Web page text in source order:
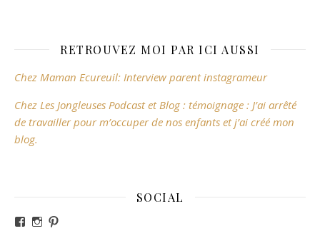
RETROUVEZ MOI PAR ICI AUSSI
Chez Maman Ecureuil: Interview parent instagrameur
Chez Les Jongleuses Podcast et Blog : témoignage : J’ai arrêté
de travailler pour m’occuper de nos enfants et j’ai créé mon
blog.
SOCIAL
Voir le profil de revesdefripouilles sur Facebook
Voir le profil de claire_revesdefripouilles sur